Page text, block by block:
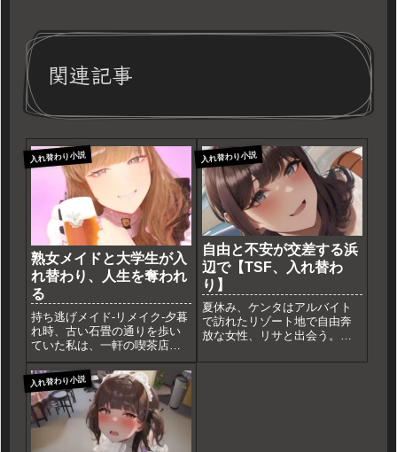
関連記事
入れ替わり小説
熟女メイドと大学生が入
れ替わり、人生を奪われ
る
持ち逃げメイド-リメイク-夕暮
れ時、古い石畳の通りを歩い
ていた私は、一軒の喫茶店の
前で足を止めた。「メイドカ
フェ・ルージュ」というその
店は、最近町で評判の場所だ
った。入口のドアには「本日
限定、新作ビール提供中」と
書かれた看板が立てかけられ
て...
入れ替わり小説
自由と不安が交差する浜
辺で【TSF、入れ替わ
り】
夏休み、ケンタはアルバイト
で訪れたリゾート地で自由奔
放な女性、リサと出会う。波
放的な笑顔と明るい性格で、
入れ替わり小説